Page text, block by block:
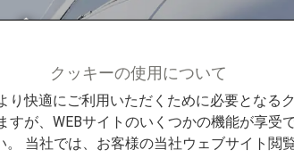
ッジ（OC）
便）について オリエンタルエアブリッ
クッキーの使用について
り快適にご利用いただくために必要となる
が、WEBサイトのいくつかの機能が享受
。 当社では、お客様の当社ウェブサイト閲